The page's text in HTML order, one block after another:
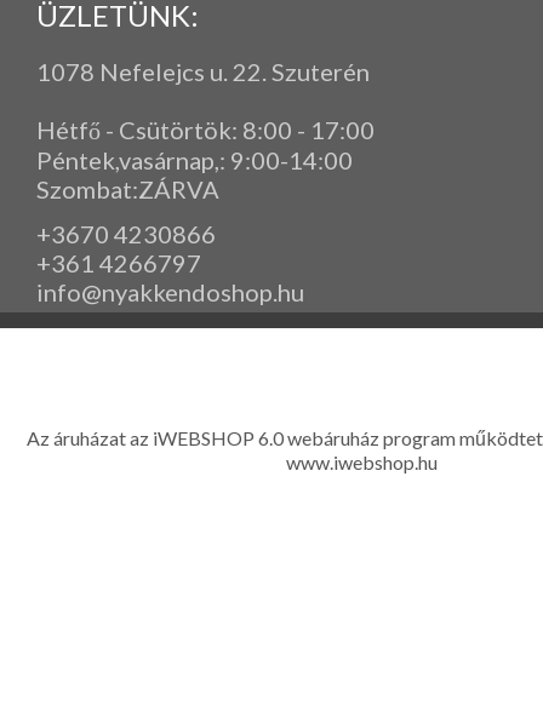
ÜZLETÜNK:
1078 Nefelejcs u. 22. Szuterén
Hétfő - Csütörtök: 8:00 - 17:00
Péntek,vasárnap, : 9:00-14:00
Szombat:ZÁRVA
+3670 4230866
+361 4266797
info@nyakkendoshop.hu
Az áruházat az iWEBSHOP 6.0 webáruház program
www.iwebshop.hu